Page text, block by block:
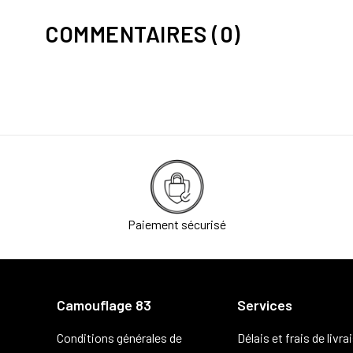
COMMENTAIRES (0)
Paiement sécurisé
Camouflage 83
Conditions générales de
Services
Délais et frais de